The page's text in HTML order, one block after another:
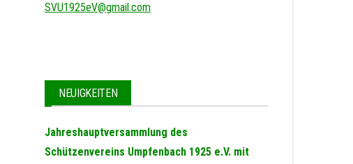
SVU1925eV@gmail.com
NEUIGKEITEN
Jahreshauptversammlung des
Schützenvereins Umpfenbach 1925 e.V. mit